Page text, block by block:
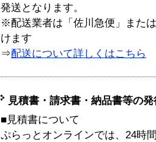
発送となります。
※配送業者は「佐川急便」また
けます
⇒配送について詳しくはこちら
見積書・請求書・納品書等の
■見積書について
ぷらっとオンラインでは、24時